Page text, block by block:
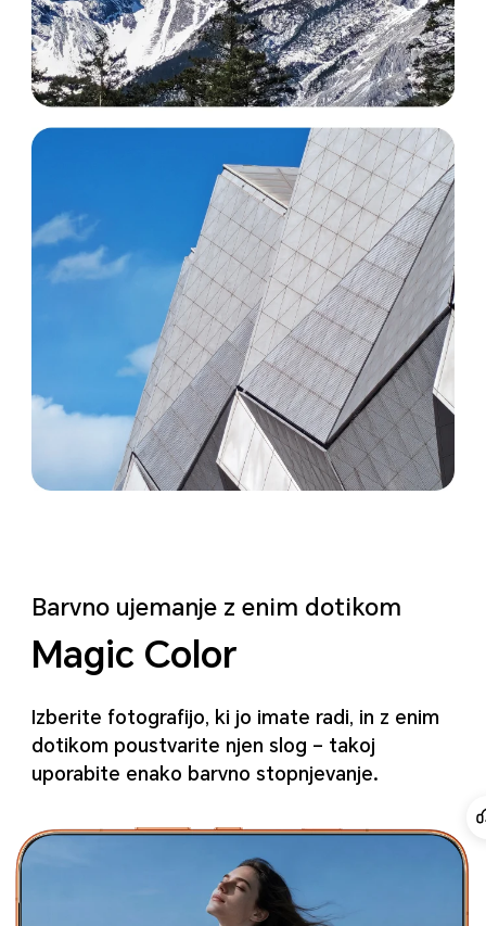
Barvno ujemanje z enim dotikom
Magic Color
Izberite fotografijo, ki jo imate radi, in z enim
dotikom poustvarite njen slog – takoj
uporabite enako barvno stopnjevanje.